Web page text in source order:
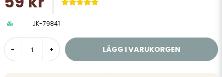
JK-79841
- + LÄGG I VARUKORGEN